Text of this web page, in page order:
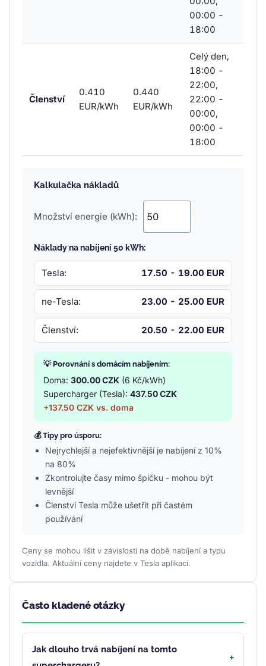
00:00 -
18:00
Členství
0.410
EUR/kWh
0.440
EUR/kWh
Celý den,
18:00 -
22:00,
22:00 -
00:00,
00:00 -
18:00
Kalkulačka nákladů
Množství energie (kWh):
Náklady na nabíjení 50 kWh:
Tesla: 17.50 - 19.00 EUR
ne-Tesla: 23.00 - 25.00 EUR
Členství: 20.50 - 22.00 EUR
💡 Porovnání s domácím nabíjením:
Doma: 300.00 CZK (6 Kč/kWh)
Supercharger (Tesla): 437.50 CZK
+137.50 CZK vs. doma
💰 Tipy pro úsporu:
Nejrychlejší a nejefektivnější je nabíjení z 10%
na 80%
Zkontrolujte časy mimo špičku - mohou být
levnější
Členství Tesla může ušetřit při častém
používání
Ceny se mohou lišit v závislosti na době nabíjení a typu
vozidla. Aktuální ceny najdete v Tesla aplikaci.
Často kladené otázky
Jak dlouho trvá nabíjení na tomto